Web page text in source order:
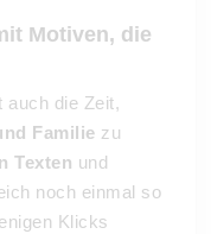
Motiven, die
auch die Zeit,
Familie zu
Texten und
noch einmal so
Klicks